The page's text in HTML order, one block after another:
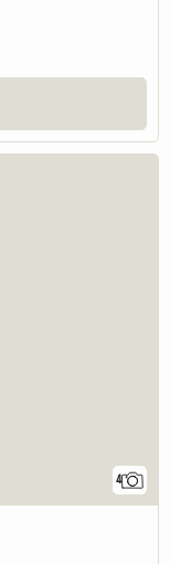
4